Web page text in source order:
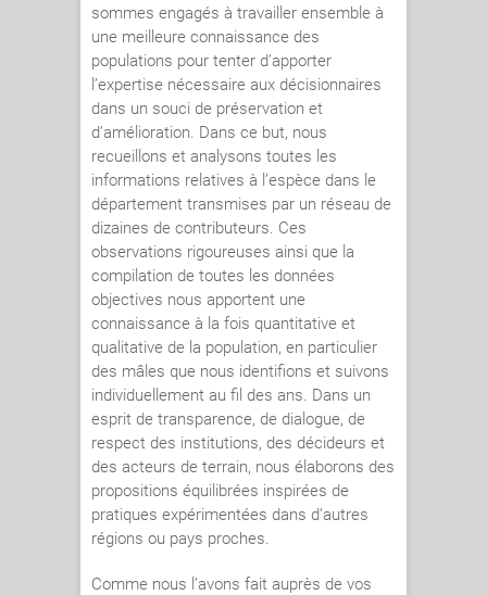
sommes engagés à travailler ensemble à
une meilleure connaissance des
populations pour tenter d’apporter
l’expertise nécessaire aux décisionnaires
dans un souci de préservation et
d’amélioration. Dans ce but, nous
recueillons et analysons toutes les
informations relatives à l’espèce dans le
département transmises par un réseau de
dizaines de contributeurs. Ces
observations rigoureuses ainsi que la
compilation de toutes les données
objectives nous apportent une
connaissance à la fois quantitative et
qualitative de la population, en particulier
des mâles que nous identifions et suivons
individuellement au fil des ans. Dans un
esprit de transparence, de dialogue, de
respect des institutions, des décideurs et
des acteurs de terrain, nous élaborons des
propositions équilibrées inspirées de
pratiques expérimentées dans d’autres
régions ou pays proches.
Comme nous l’avons fait auprès de vos